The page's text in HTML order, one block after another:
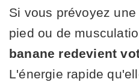
Si vous prévoyez
pied ou de
banane redevient
L'énergie rapide